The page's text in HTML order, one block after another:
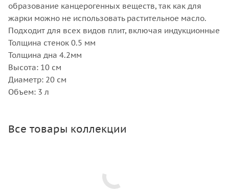
образование канцерогенных веществ, так как для
жарки можно не использовать растительное масло.
Подходит для всех видов плит, включая индукционные
Толщина стенок 0.5 мм
Толщина дна 4.2мм
Высота: 10 см
Диаметр: 20 см
Объем: 3 л
Все товары коллекции